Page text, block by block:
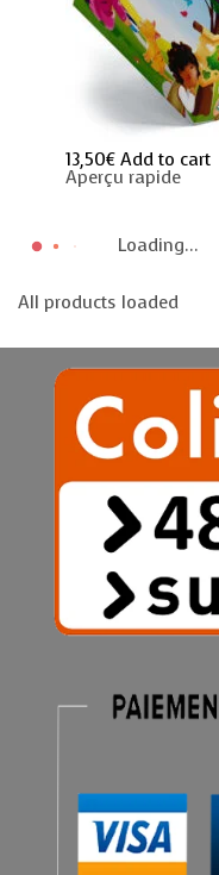
13,50€ Add to cart
Aperçu rapide
Loading...
All products loaded